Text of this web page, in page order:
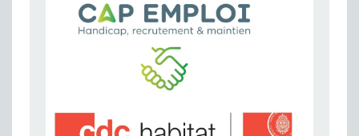
[RETOUR SUR] Une session de recrutement inclusive réussie à Asnières !
Publié le 20/04/2026